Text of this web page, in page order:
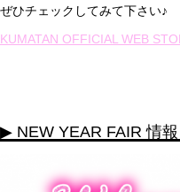
ぜひチェックしてみて下さい♪
KUMATAN OFFICIAL WEB
▶ NEW YEAR FAIR 情報